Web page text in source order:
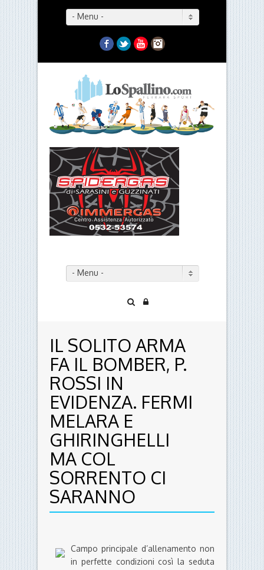
- Menu -
Facebook
TwitterYouTubeInstagram
- Menu -
IL SOLITO ARMA
FA IL BOMBER, P.
ROSSI IN
EVIDENZA. FERMI
MELARA E
GHIRINGHELLI
MA COL
SORRENTO CI
SARANNO
Campo principale d’allenamento non
in perfette condizioni così la seduta